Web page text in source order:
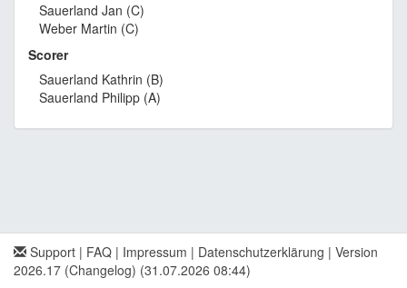
Sauerland Jan (C)
Weber Martin (C)
Scorer
Sauerland Kathrin (B)
Sauerland Philipp (A)
Support | FAQ | Impressum | Datenschutzerklärung | Version
2026.17 (Changelog) (31.07.2026 08:44)